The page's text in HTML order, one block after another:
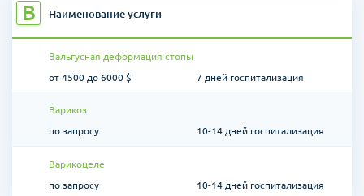
В Наименование услуги
Вальгусная деформация стопы
от 4500 до 6000 $
7 дней госпитализация
Варикоз
по запросу
10-14 дней госпитализация
Варикоцеле
по запросу
10-14 дней госпитализация